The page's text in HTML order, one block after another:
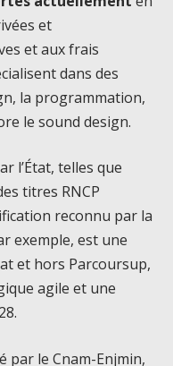
et
et aux frais
dans des
la programmation,
le sound design.
l’État, telles que
titres RNCP
reconnu par la
exemple, est une
et hors Parcoursup,
agile et une
par le Cnam-Enjmin,